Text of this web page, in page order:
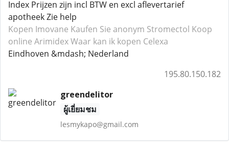
Index Prijzen zijn incl BTW en excl aflevertarief
apotheek Zie help
Kopen Imovane Kaufen Sie anonym Stromectol Koop
online ArimidexWaar kan ik kopen Celexa
Eindhoven &mdash; Nederland
195.80.150.182
greendelitor
ผู้เยี่ยมชม
lesmykapo@gmail.com